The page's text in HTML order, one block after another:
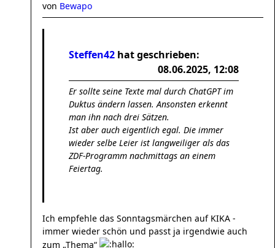
von Bewapo
Steffen42 hat geschrieben:
08.06.2025, 12:08
Er sollte seine Texte mal durch ChatGPT im
Duktus ändern lassen. Ansonsten erkennt
man ihn nach drei Sätzen.
Ist aber auch eigentlich egal. Die immer
wieder selbe Leier ist langweiliger als das
ZDF-Programm nachmittags an einem
Feiertag.
Ich empfehle das Sonntagsmärchen auf KIKA -
immer wieder schön und passt ja irgendwie auch
zum „Thema“